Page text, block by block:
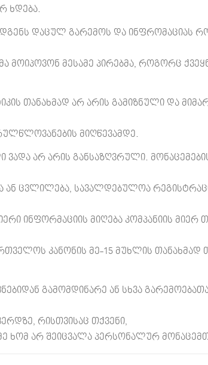
ხდება.
დაცულ გარემოს და ინფრომაციას
მესამე პირებმა, როგორც
თანახმად არ არის გამიზნული და
მიღწევამდე.
არ არის განსაზღვრული.
ან ცვლილება, სავალდებულოა
ინფორმაციის მიღება კომპანიის მიერ
კანონის მე-15 მუხლის
გამომდინარე ან სხვა
რისთვისაც თქვენი,
არ შეიცვალა პერსონალურ